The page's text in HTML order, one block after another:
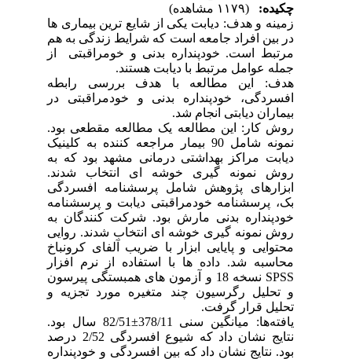
چکیده:
زمینه و هدف: دیابت یکی از شایع ترین بیماری ها
در بین افراد جامعه است که شرایط زندگی به هم
مرتبط است. خودپنداره بدنی و خومراقبتی از
جمله عوامل مرتبط با دیابت هستند.
هدف: این مطالعه با هدف بررسی رابطه
افسردگی، خودپنداره بدنی و خودمراقبتی در
بیماران دیابتی انجام شد.
روش کار: این مطالعه یک مطالعه مقطعی بود.
نمونه شامل 90 بیمار مراجعه کننده به کلینیک
دیابت مراکز بهداشتی درمانی مشهد بود که به
روش نمونه گیری خوشه ای انتخاب شدند.
ابزارهای پژوهش شامل پرسشنامه افسردگی
بک، پرسشنامه خودمراقبتی دیابت و پرسشنامه
خودپنداره بدنی مارش بود. شرکت کنندگان به
روش نمونه گیری خوشه ای انتخاب شدند. روایی
محتوایی و پایایی ابزار با ضریب آلفای کرونباخ
محاسبه شد. داده ها با استفاده از نرم افزار
SPSS نسخه 18 و آزمون های همبستگی پیرسون
و تحلیل رگرسیون چند متغیره مورد تجزیه و
تحلیل قرار گرفت.
یافته‌ها: میانگین سنی 378/11±82/51 سال بود.
نتایج نشان داد که شیوع افسردگی 2/52 درصد
بود. نتایج نشان داد که بین افسردگی و خودپنداره